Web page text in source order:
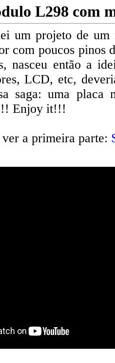
L298 com
um projeto de
com poucos pinos
nasceu então a
LCD, etc,
saga: uma
Enjoy it!!!
a primeira parte: